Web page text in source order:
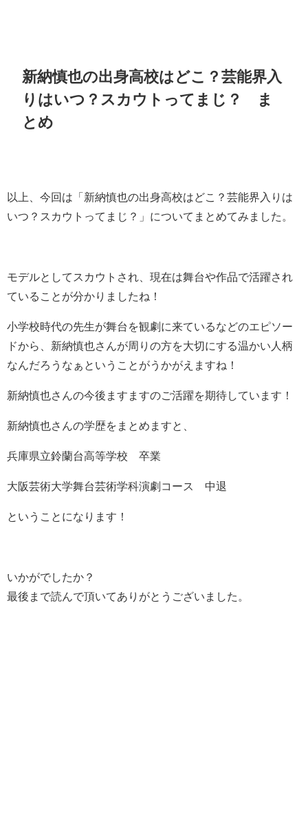
新納慎也の出身高校はどこ？芸能界入
りはいつ？スカウトってまじ？
ま
とめ
以上、今回は「 新納慎也の出身高校はどこ？芸能界入りは
いつ？スカウトってまじ？
」についてまとめてみました。
モデルとしてスカウトされ、現在は舞台や作品で活躍され
ていることが分かりましたね！
小学校時代の先生が舞台を観劇に来ているなどのエピソー
ドから、新納慎也さんが周りの方を大切にする温かい人柄
なんだろうなぁということがうかがえますね！
新納慎也さんの今後ますますのご活躍を期待しています！
新納慎也さんの学歴をまとめますと、
兵庫県立鈴蘭台高等学校 卒業
大阪芸術大学舞台芸術学科演劇コース 中退
ということになります！
いかがでしたか？
最後まで読んで頂いてありがとうございました。